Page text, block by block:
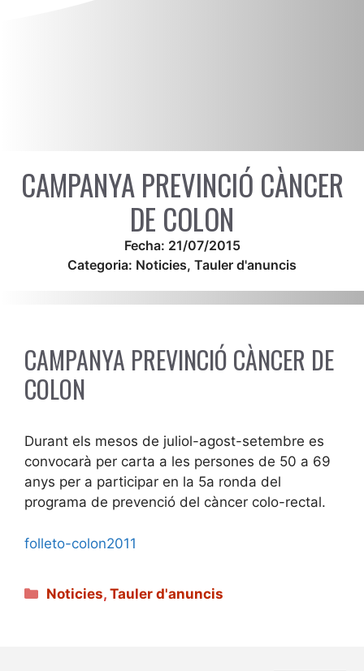
CAMPANYA PREVINCIÓ CÀNCER
DE COLON
Fecha: 21/07/2015
Categoria: Noticies, Tauler d'anuncis
CAMPANYA PREVINCIÓ CÀNCER DE
COLON
Durant els mesos de juliol-agost-setembre es
convocarà per carta a les persones de 50 a 69
anys per a participar en la 5a ronda del
programa de prevenció del càncer colo-rectal.
folleto-colon2011
Categories
Noticies,Tauler d'anuncis